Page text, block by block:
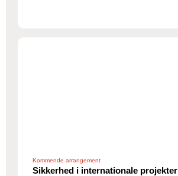
Kommende arrangement
Sikkerhed i internationale projekter